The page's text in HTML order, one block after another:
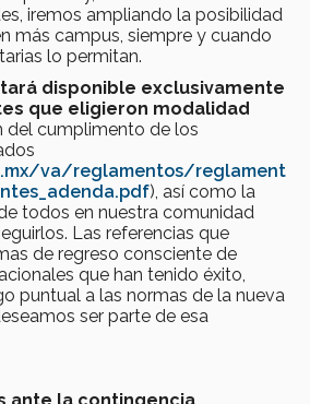
iremos ampliando la posibilidad
más campus, siempre y cuando
lo permitan.
tará disponible exclusivamente
que eligieron modalidad
del cumplimento de los
va/reglamentos/reglament
), así como la
todos en nuestra comunidad
Las referencias que
de regreso consciente de
que han tenido éxito,
puntual a las normas de la nueva
ser parte de esa